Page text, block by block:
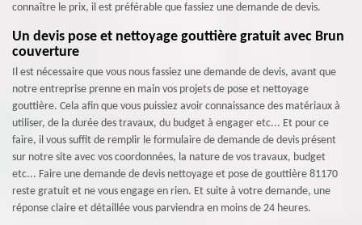
connaître le prix, il est préférable que fassiez une demande de devis.
Un devis pose et nettoyage gouttière gratuit avec Brun
couverture
Il est nécessaire que vous nous fassiez une demande de devis, avant que
notre entreprise prenne en main vos projets de pose et nettoyage
gouttière. Cela afin que vous puissiez avoir connaissance des matériaux à
utiliser, de la durée des travaux, du budget à engager etc... Et pour ce
faire, il vous suffit de remplir le formulaire de demande de devis présent
sur notre site avec vos coordonnées, la nature de vos travaux, budget
etc... Faire une demande de devis nettoyage et pose de gouttière 81170
reste gratuit et ne vous engage en rien. Et suite à votre demande, une
réponse claire et détaillée vous parviendra en moins de 24 heures.